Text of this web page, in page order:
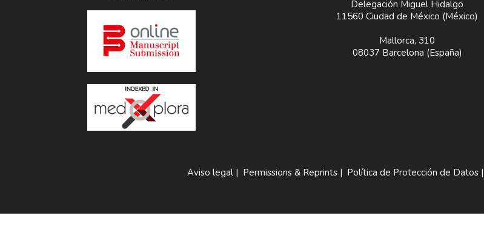
Delegación Miguel Hidalgo
11560 Ciudad de México (México)
Mallorca, 310
08037 Barcelona (España)
Aviso legal| Permissions & Reprints| Política de Protección de Datos|